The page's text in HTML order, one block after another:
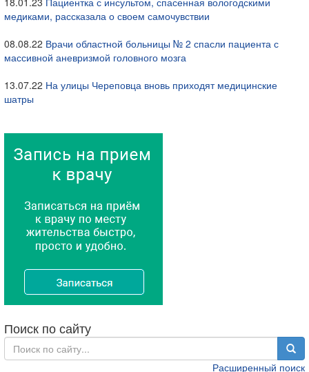
медиками, рассказала о своем самочувствии
08.08.22 Врачи областной больницы № 2 спасли пациента с
массивной аневризмой головного мозга
13.07.22 На улицы Череповца вновь приходят медицинские
шатры
Поиск по сайту
Расширенный поиск